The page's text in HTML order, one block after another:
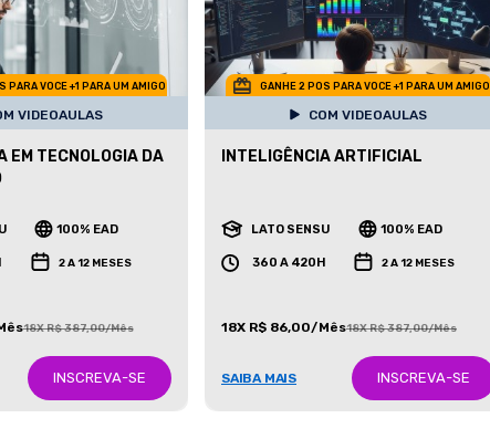
PARA VOCE +1 PARA UM AMIGO
VIDEOAULAS
EM TECNOLOGIA DA
100% EAD
2 A 12 MESES
18X R$ 387,00/Mês
INSCREVA-SE
GANHE 2 POS PARA VOCE +1 PARA UM AMIGO
COM VIDEOAULAS
INTELIGÊNCIA ARTIFICIAL
LATO SENSU 100% EAD
360 A 420H 2 A 12 MESES
18X R$ 86,00/Mês18X R$ 387,00/Mês
SAIBA MAIS INSCREVA-SE